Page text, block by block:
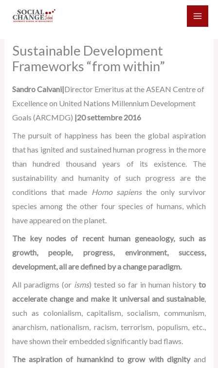
Sustainable Development
Frameworks “from within”
Sandro Calvani|Director Emeritus at the ASEAN Centre of
Excellence on United Nations Millennium Development
Goals (ARCMDG) |20 settembre 2016
The pursuit of happiness has been the global aspiration
that has ignited and sustained human progress in the more
than hundred thousand years of its existence. The
sustainability and humanity of such progress are the
conditions that made Homo sapiens the only survivor
species among the other four species of humans, which
have appeared on the planet.
The key nodes of recent human geneaology, such as
growth, people, progress, environment, success,
development, all are defined by a change paradigm.
All paradigms (orisms) tested so far in human historyto
accelerate change and make it universal and sustainable,
such as colonialism, capitalism, socialism, communism,
anarchism, nationalism, racism, terrorism, populism, etc.,
have shown their embedded significantly bad flaws.
The aspiration of humankind to grow with dignityand